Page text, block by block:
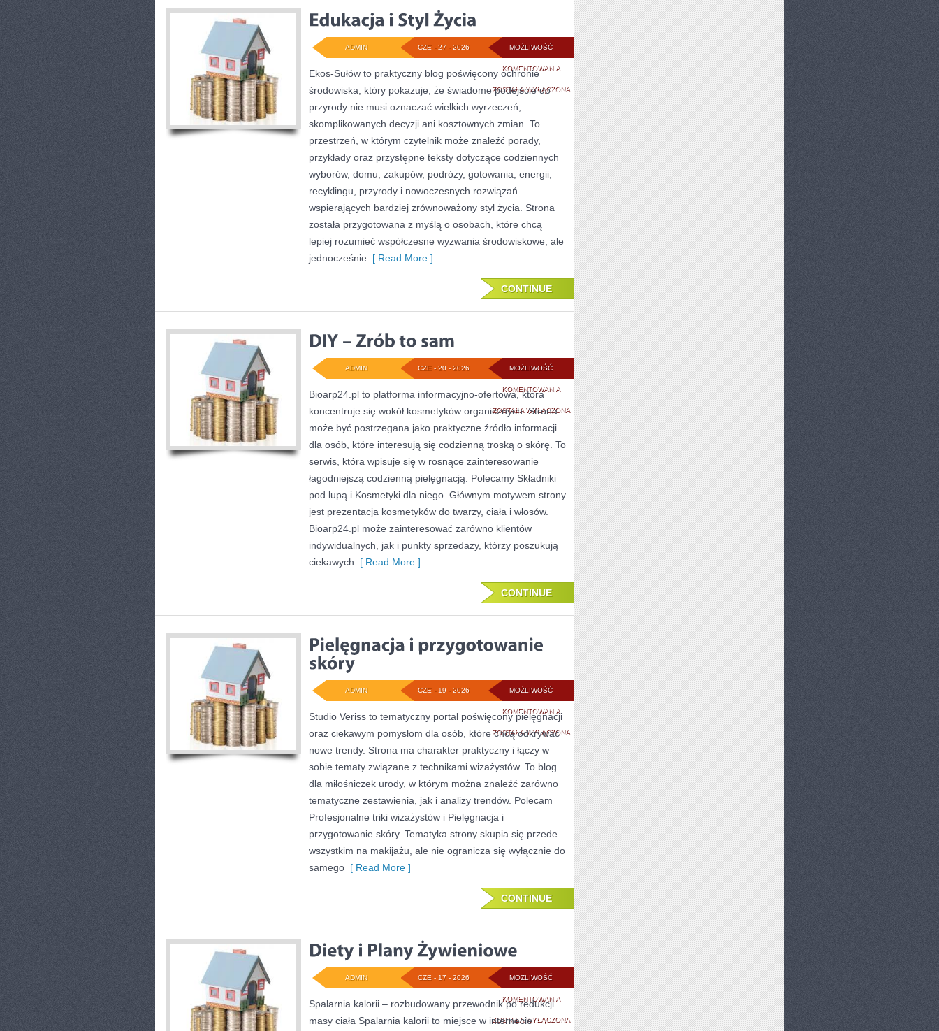
MOŻLIWOŚĆ
KOMENTOWANIAEDUKACJA
I
STYL
ŻYCIA
ZOSTAŁA WYŁĄCZONA
CZE - 27 - 2026
ADMIN
Ekos-Sułów to praktyczny blog poświęcony ochronie
środowiska, który pokazuje, że świadome podejście do
przyrody nie musi oznaczać wielkich wyrzeczeń,
skomplikowanych decyzji ani kosztownych zmian. To
przestrzeń, w którym czytelnik może znaleźć porady,
przykłady oraz przystępne teksty dotyczące codziennych
wyborów, domu, zakupów, podróży, gotowania, energii,
recyklingu, przyrody i nowoczesnych rozwiązań
wspierających bardziej zrównoważony styl życia. Strona
została przygotowana z myślą o osobach, które chcą
lepiej rozumieć współczesne wyzwania środowiskowe, ale
jednocześnie [ Read More ]
CONTINUE
MOŻLIWOŚĆ
KOMENTOWANIADIY
–
ZRÓB
SAM
ZOSTAŁA WYŁĄCZONA
CZE - 20 - 2026
ADMIN
Bioarp24.pl to platforma informacyjno-ofertowa, która
koncentruje się wokół kosmetyków organicznych. Strona
może być postrzegana jako praktyczne źródło informacji
dla osób, które interesują się codzienną troską o skórę. To
serwis, która wpisuje się w rosnące zainteresowanie
łagodniejszą codzienną pielęgnacją. Polecamy Składniki
pod lupą i Kosmetyki dla niego. Głównym motywem strony
jest prezentacja kosmetyków do twarzy, ciała i włosów.
Bioarp24.pl może zainteresować zarówno klientów
indywidualnych, jak i punkty sprzedaży, którzy poszukują
ciekawych [ Read More ]
CONTINUE
MOŻLIWOŚĆ
KOMENTOWANIAPIELĘGNACJA
I
PRZYGOTOWANIE
SKÓRY
ZOSTAŁA WYŁĄCZONA
CZE - 19 - 2026
ADMIN
Studio Veriss to tematyczny portal poświęcony pielęgnacji
oraz ciekawym pomysłom dla osób, które chcą odkrywać
nowe trendy. Strona ma charakter praktyczny i łączy w
sobie tematy związane z technikami wizażystów. To blog
dla miłośniczek urody, w którym można znaleźć zarówno
tematyczne zestawienia, jak i analizy trendów. Polecam
Profesjonalne triki wizażystów i Pielęgnacja i
przygotowanie skóry. Tematyka strony skupia się przede
wszystkim na makijażu, ale nie ogranicza się wyłącznie do
samego [ Read More ]
CONTINUE
MOŻLIWOŚĆ
KOMENTOWANIADIETY
I
ZOSTAŁA WYŁĄCZONA
CZE - 17 - 2026
ADMIN
Spalarnia kalorii – rozbudowany przewodnik po redukcji
masy ciała Spalarnia kalorii to miejsce w internecie